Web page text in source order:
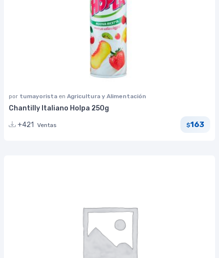
por tumayorista en Agricultura y Alimentación
Chantilly Italiano Holpa 250g
+421
Ventas $163